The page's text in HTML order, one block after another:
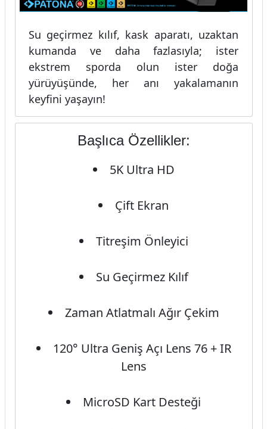
Su geçirmez kılıf, kask aparatı, uzaktan
kumanda ve daha fazlasıyla; ister
ekstrem sporda olun ister doğa
yürüyüşünde, her anı yakalamanın
keyfini yaşayın!
Başlıca Özellikler:
5K Ultra HD
Çift Ekran
Titreşim Önleyici
Su Geçirmez Kılıf
Zaman Atlatmalı Ağır Çekim
120° Ultra Geniş Açı Lens 76 + IR
Lens
MicroSD Kart Desteği